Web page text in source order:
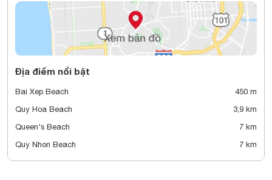
Địa điểm nổi bật
Bai Xep Beach
450 m
Quy Hoa Beach
3,9 km
Queen's Beach
7 km
Quy Nhon Beach
7 km